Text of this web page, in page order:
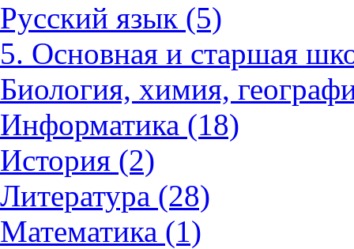
Русский язык (5)
5. Основная и старшая
Биология, химия,
Информатика (18)
История (2)
Литература (28)
Математика (1)